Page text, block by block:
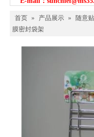
首页 » 产品展示 » 随意
膜密封袋架